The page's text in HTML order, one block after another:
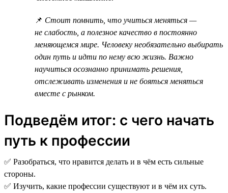
📌 Стоит помнить, что учиться меняться —
не слабость, а полезное качество в постоянно
меняющемся мире. Человеку необязательно выбирать
один путь и идти по нему всю жизнь. Важно
научиться осознанно принимать решения,
отслеживать изменения и не бояться меняться
вместе с рынком.
Подведём итог: с чего начать
путь к профессии
✅ Разобраться, что нравится делать и в чём есть сильные
стороны.
✅ Изучить, какие профессии существуют и в чём их суть.